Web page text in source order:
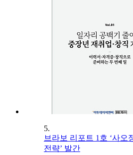
5.
브라보 리포트 1호 ‘사오
전략’ 발간